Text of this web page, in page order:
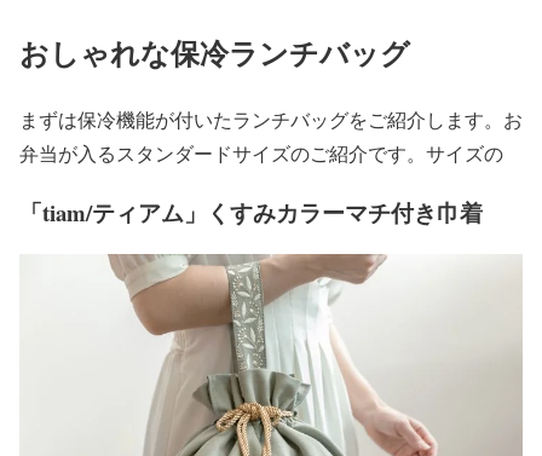
おしゃれな保冷ランチバッグ
まずは保冷機能が付いたランチバッグをご紹介します。お
弁当が入るスタンダードサイズのご紹介です。サイズの
「tiam/ティアム」くすみカラーマチ付き巾着